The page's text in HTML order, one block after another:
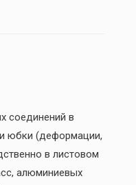
соединений в
юбки (деформации,
в листовом
алюминиевых